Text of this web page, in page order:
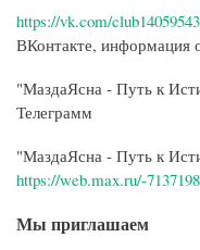
https://vk.com/
ВКонтакте, информация
"МаздаЯсна - Путь к
Телеграмм
"МаздаЯсна - Путь к
https://web.max.ru/-
Мы приглашаем